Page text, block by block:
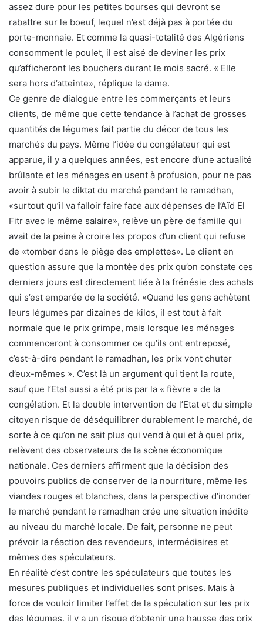
assez dure pour les petites bourses qui devront se
rabattre sur le boeuf, lequel n’est déjà pas à portée du
porte-monnaie. Et comme la quasi-totalité des Algériens
consomment le poulet, il est aisé de deviner les prix
qu’afficheront les bouchers durant le mois sacré. « Elle
sera hors d’atteinte», réplique la dame.
Ce genre de dialogue entre les commerçants et leurs
clients, de même que cette tendance à l’achat de grosses
quantités de légumes fait partie du décor de tous les
marchés du pays. Même l’idée du congélateur qui est
apparue, il y a quelques années, est encore d’une actualité
brûlante et les ménages en usent à profusion, pour ne pas
avoir à subir le diktat du marché pendant le ramadhan,
«surtout qu’il va falloir faire face aux dépenses de l’Aïd El
Fitr avec le même salaire», relève un père de famille qui
avait de la peine à croire les propos d’un client qui refuse
de «tomber dans le piège des emplettes». Le client en
question assure que la montée des prix qu’on constate ces
derniers jours est directement liée à la frénésie des achats
qui s’est emparée de la société. «Quand les gens achètent
leurs légumes par dizaines de kilos, il est tout à fait
normale que le prix grimpe, mais lorsque les ménages
commenceront à consommer ce qu’ils ont entreposé,
c’est-à-dire pendant le ramadhan, les prix vont chuter
d’eux-mêmes ». C’est là un argument qui tient la route,
sauf que l’Etat aussi a été pris par la « fièvre » de la
congélation. Et la double intervention de l’Etat et du simple
citoyen risque de déséquilibrer durablement le marché, de
sorte à ce qu’on ne sait plus qui vend à qui et à quel prix,
relèvent des observateurs de la scène économique
nationale. Ces derniers affirment que la décision des
pouvoirs publics de conserver de la nourriture, même les
viandes rouges et blanches, dans la perspective d’inonder
le marché pendant le ramadhan crée une situation inédite
au niveau du marché locale. De fait, personne ne peut
prévoir la réaction des revendeurs, intermédiaires et
mêmes des spéculateurs.
En réalité c’est contre les spéculateurs que toutes les
mesures publiques et individuelles sont prises. Mais à
force de vouloir limiter l’effet de la spéculation sur les prix
des légumes, il y a un risque d’obtenir une hausse des prix